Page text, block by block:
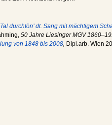
durchtön’ dt. Sang mit mächtigem
50 Jahre Liesinger MGV
von 1848 bis 2008, Dipl.arb. Wien